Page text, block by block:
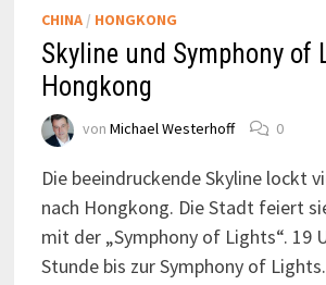
CHINA/ HONGKONG
Skyline und Symphony of
Hongkong
von Michael Westerhoff 0
Die beeindruckende Skyline lockt
nach Hongkong. Die Stadt feiert
mit der „Symphony of Lights“. 19
Stunde bis zur Symphony of